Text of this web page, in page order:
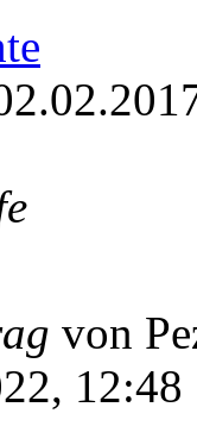
von
12:48